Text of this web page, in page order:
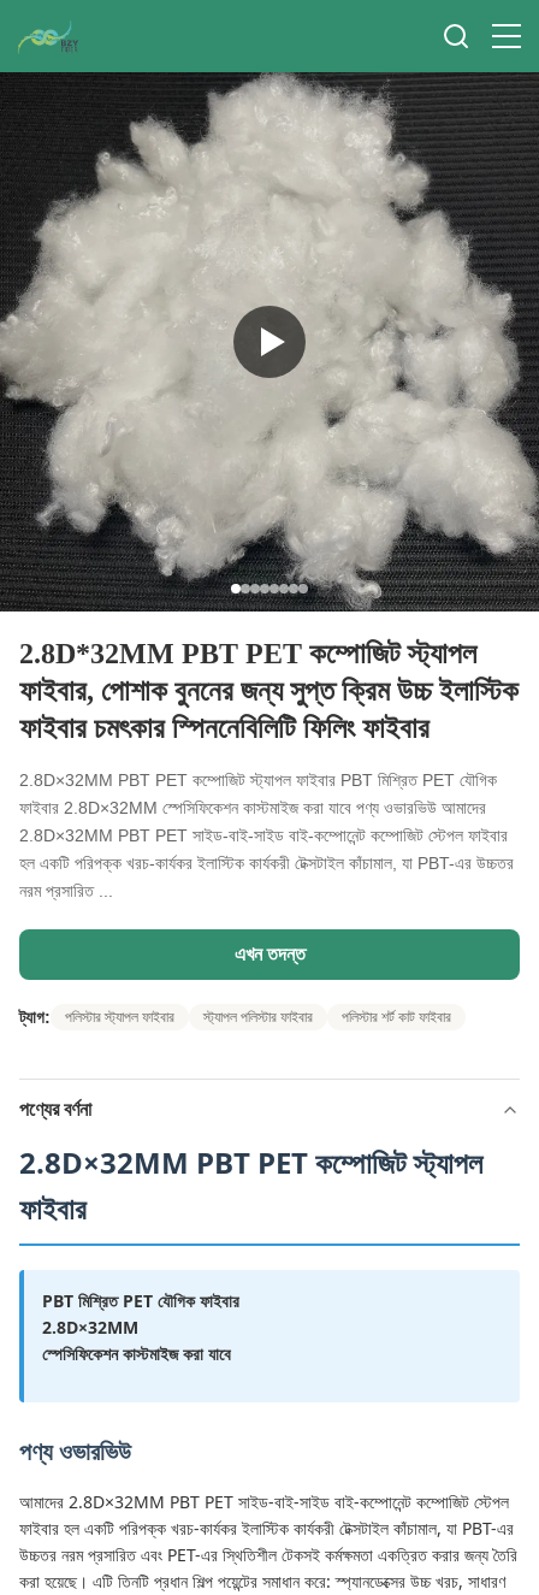
2.8D*32MM PBT PET কম্পোজিট স্ট্যাপল
ফাইবার, পোশাক বুননের জন্য সুপ্ত ক্রিম উচ্চ ইলাস্টিক
ফাইবার চমৎকার স্পিননেবিলিটি ফিলিং ফাইবার
2.8D×32MM PBT PET কম্পোজিট স্ট্যাপল ফাইবার PBT মিশ্রিত PET যৌগিক
ফাইবার 2.8D×32MM স্পেসিফিকেশন কাস্টমাইজ করা যাবে পণ্য ওভারভিউ আমাদের
2.8D×32MM PBT PET সাইড-বাই-সাইড বাই-কম্পোনেন্ট কম্পোজিট স্টেপল ফাইবার
হল একটি পরিপক্ক খরচ-কার্যকর ইলাস্টিক কার্যকরী টেক্সটাইল কাঁচামাল, যা PBT-এর উচ্চতর
নরম প্রসারিত ...
এখন তদন্ত
ট্যাগ: পলিস্টার স্ট্যাপল ফাইবার স্ট্যাপল পলিস্টার ফাইবার পলিস্টার শর্ট কাট ফাইবার
পণ্যের বর্ণনা
2.8D×32MM PBT PET কম্পোজিট স্ট্যাপল
ফাইবার
PBT মিশ্রিত PET যৌগিক ফাইবার
2.8D×32MM
স্পেসিফিকেশন কাস্টমাইজ করা যাবে
পণ্য ওভারভিউ
আমাদের 2.8D×32MM PBT PET সাইড-বাই-সাইড বাই-কম্পোনেন্ট কম্পোজিট স্টেপল
ফাইবার হল একটি পরিপক্ক খরচ-কার্যকর ইলাস্টিক কার্যকরী টেক্সটাইল কাঁচামাল, যা PBT-এর
উচ্চতর নরম প্রসারিত এবং PET-এর স্থিতিশীল টেকসই কর্মক্ষমতা একত্রিত করার জন্য তৈরি
করা হয়েছে। এটি তিনটি প্রধান শিল্প পয়েন্টের সমাধান করে: স্প্যানডেক্সের উচ্চ খরচ, সাধারণ